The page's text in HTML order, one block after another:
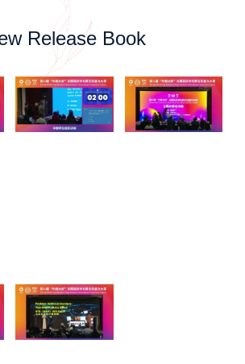
Release Book